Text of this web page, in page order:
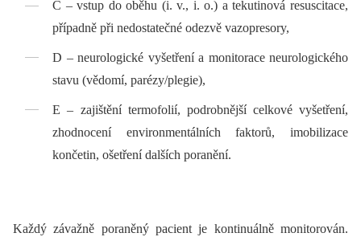
C –⁠ vstup do oběhu (i. v., i. o.) a tekutinová resuscitace,
případně při nedostatečné odezvě vazopresory,
D –⁠ neurologické vyšetření a monitorace neurologického
stavu (vědomí, parézy/plegie),
E –⁠ zajištění termofolií, podrobnější celkové vyšetření,
zhodnocení environmentálních faktorů, imobilizace
končetin, ošetření dalších poranění.
Každý závažně poraněný pacient je kontinuálně monitorován.